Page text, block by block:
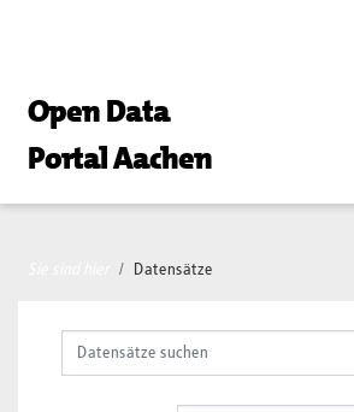
Open Data
Portal Aachen
Datensätze